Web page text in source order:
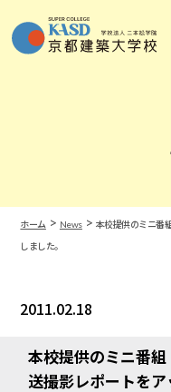
ホーム > News> 本校提供のミニ番
しました。
2011.02.18
本校提供のミニ番
送撮影レポートをア